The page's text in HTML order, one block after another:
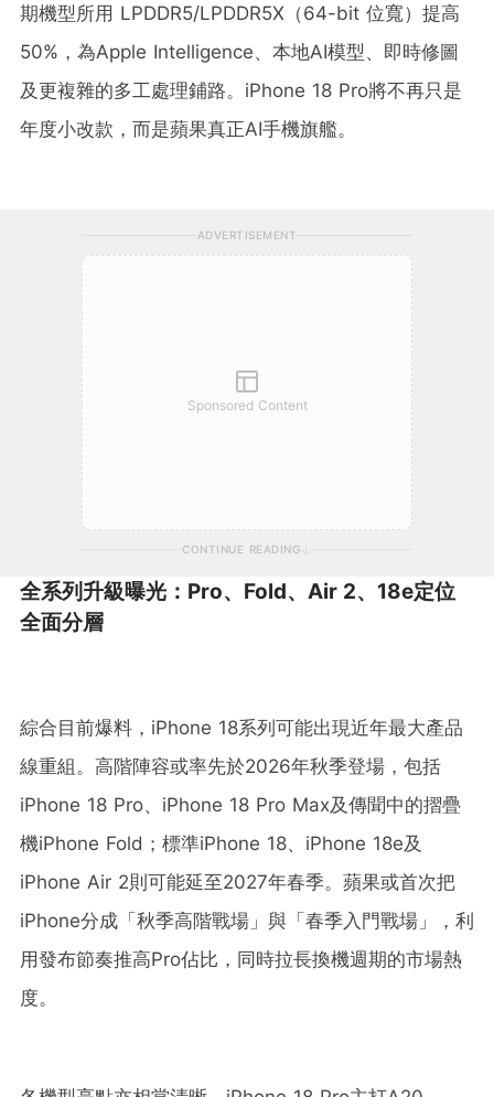
期機型所用 LPDDR5/LPDDR5X（64-bit 位寬）提高
50%，為Apple Intelligence、本地AI模型、即時修圖
及更複雜的多工處理鋪路。iPhone 18 Pro將不再只是
年度小改款，而是蘋果真正AI手機旗艦。
ADVERTISEMENT
Sponsored Content
CONTINUE READING
全系列升級曝光：Pro、Fold、Air 2、18e定位
全面分層
綜合目前爆料，iPhone 18系列可能出現近年最大產品
線重組。高階陣容或率先於2026年秋季登場，包括
iPhone 18 Pro、iPhone 18 Pro Max及傳聞中的摺疊
機iPhone Fold；標準iPhone 18、iPhone 18e及
iPhone Air 2則可能延至2027年春季。蘋果或首次把
iPhone分成「秋季高階戰場」與「春季入門戰場」，利
用發布節奏推高Pro佔比，同時拉長換機週期的市場熱
度。